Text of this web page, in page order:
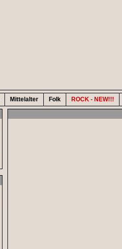
Mittelalter Folk ROCK - NEW!!!